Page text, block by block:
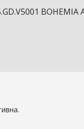
BOHEMIA